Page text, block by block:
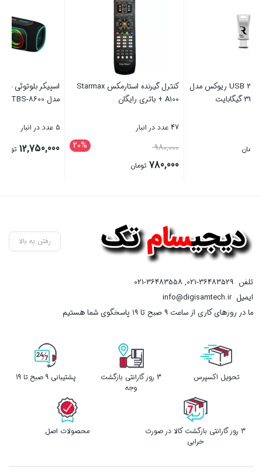
کنترل گیرنده استارمکس Starmax
اسپیکر بلوتوثی قابل حمل تراست
12,750,000 تومان
هدفون بلوتوثی انکر مدل
Soundcore Liberty 5
11,925,000 تومان
رفتن به بالا
تلفن 021-36483529
,
021-36483558
ایمیلinfo@digisamtech.ir
ما در روزهای کاری از ساعت ۹ صبح تا ۱۹ پاسخگوی شما هستیم
تحویل اکسپرس
3 روز گارانتی بازگشت
وجه
پشتیبانی 9 صبح تا 19
3 روز گارانتی بازگشت کالا در صورت
خرابی
محصولات اصل